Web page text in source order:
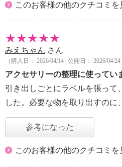
このお客様の他のクチコミを
みえちゃん さん
（購入日： 2026/04/14 | 公開日： 2026/04/24
アクセサリーの整理に使ってい
引き出しごとにラベルを張って
した。必要な物を取り出すのに
参考になった
このお客様の他のクチコミを